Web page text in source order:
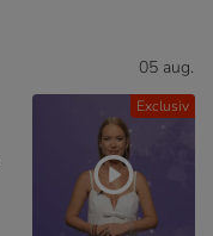
Exclusiv
05 aug.